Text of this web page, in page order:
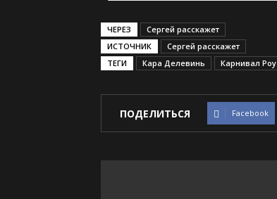
ЧЕРЕЗ
Сергей расскажет
ИСТОЧНИК
Сергей расскажет
ТЕГИ
Кара Делевинь Карнивал Роу
ПОДЕЛИТЬСЯ Facebook